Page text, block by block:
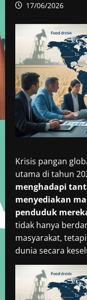
17/06/2026
Krisis pangan
utama di tahun
menghadapi
menyediakan
penduduk
tidak hanya
masyarakat,
dunia secara